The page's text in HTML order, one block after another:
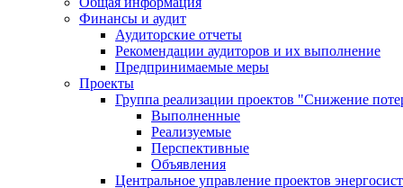
Финансы и аудит
Аудиторские отчеты
Рекомендации аудиторов и их выполнение
Предпринимаемые меры
Проекты
Группа реализации проектов "Снижение
Выполненные
Реализуемые
Перспективные
Объявления
Центральное управление проектов